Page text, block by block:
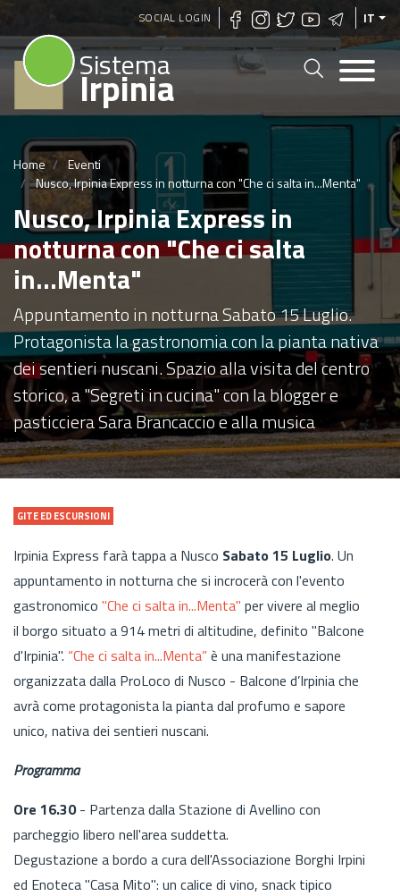
Salta
al
contenuto
principale
SOCIAL LOGIN IT
Sistema
Irpinia
Home
Eventi
Nusco, Irpinia Express in notturna con "Che ci salta in...Menta"
Nusco, Irpinia Express in
notturna con "Che ci salta
in...Menta"
Appuntamento in notturna Sabato 15 Luglio.
Protagonista la gastronomia con la pianta nativa
dei sentieri nuscani. Spazio alla visita del centro
storico, a "Segreti in cucina" con la blogger e
pasticciera Sara Brancaccio e alla musica
GITE ED ESCURSIONI
Irpinia Express farà tappa a Nusco Sabato 15 Luglio. Un
appuntamento in notturna che si incrocerà con l'evento
gastronomico "Che ci salta in...Menta" per vivere al meglio
il borgo situato a 914 metri di altitudine, definito "Balcone
d'Irpinia". “Che ci salta in...Menta”è una manifestazione
organizzata dalla ProLoco di Nusco - Balcone d’Irpinia che
avrà come protagonista la pianta dal profumo e sapore
unico, nativa dei sentieri nuscani.
Programma
Ore 16.30- Partenza dalla Stazione di Avellino con
parcheggio libero nell'area suddetta.
Degustazione a bordo a cura dell'Associazione Borghi Irpini
ed Enoteca "Casa Mito": un calice di vino, snack tipico